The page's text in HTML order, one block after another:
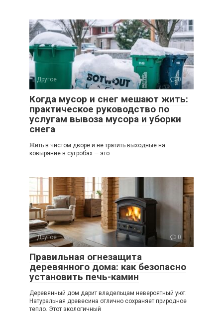
Другое 0
Когда мусор и снег мешают жить:
практическое руководство по
услугам вывоза мусора и уборки
снега
Жить в чистом дворе и не тратить выходные на
ковыряние в сугробах — это
Другое 0
Правильная огнезащита
деревянного дома: как безопасно
установить печь-камин
Деревянный дом дарит владельцам невероятный уют.
Натуральная древесина отлично сохраняет природное
тепло. Этот экологичный